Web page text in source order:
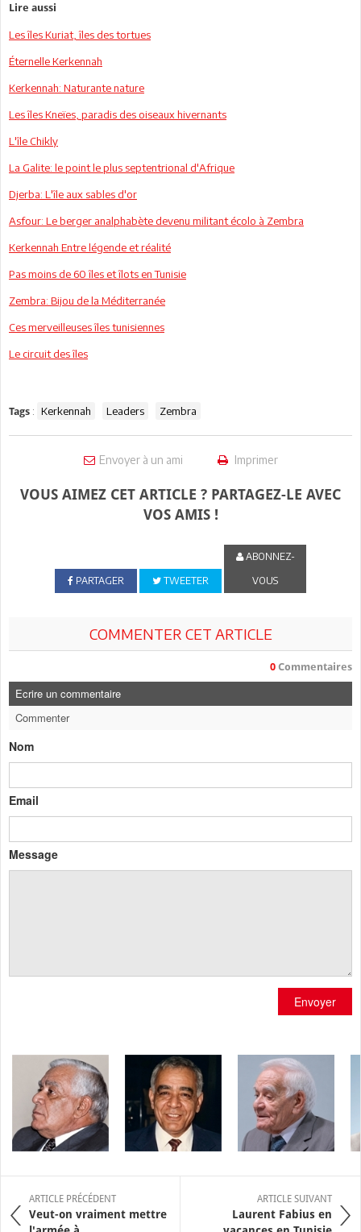
Lire aussi
Les îles Kuriat, îles des tortues
Éternelle Kerkennah
Kerkennah: Naturante nature
Les îles Kneïes, paradis des oiseaux hivernants
L'île Chikly
La Galite: le point le plus septentrional d'Afrique
Djerba: L'île aux sables d'or
Asfour: Le berger analphabète devenu militant écolo à Zembra
Kerkennah Entre légende et réalité
Pas moins de 60 îles et îlots en Tunisie
Zembra: Bijou de la Méditerranée
Ces merveilleuses îles tunisiennes
Le circuit des îles
Tags : Kerkennah Leaders Zembra
Envoyer à un ami Imprimer
VOUS AIMEZ CET ARTICLE ? PARTAGEZ-LE AVEC
VOS AMIS !
PARTAGER TWEETER
ABONNEZ-
VOUS
COMMENTER CET ARTICLE
0 Commentaires
Ecrire un commentaire
Commenter
Nom
Email
Message
Envoyer
ARTICLE PRÉCÉDENT
Veut-on vraiment mettre
ARTICLE SUIVANT
Laurent Fabius en